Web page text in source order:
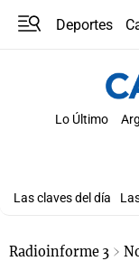
Deportes
Lo Último
Las claves del día
Radioinforme 3